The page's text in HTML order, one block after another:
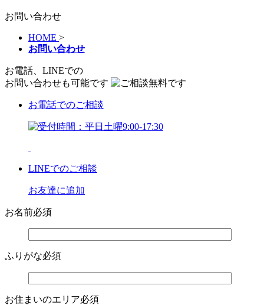
お問い合わせ
HOME >
お問い合わせ
お電話、LINEでの
お問い合わせも可能です
お電話でのご相談
LINEでのご相談
お友達に追加
お名前必須
ふりがな必須
お住まいのエリア必須